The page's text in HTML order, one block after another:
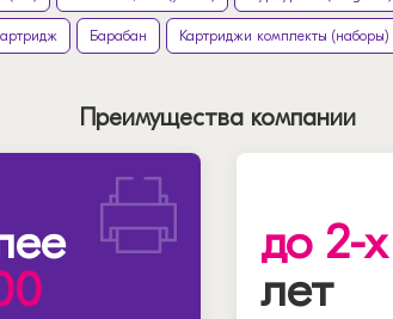
Барабан Картриджи комплекты (наборы)
Преимущества компании
до 2-х
лет